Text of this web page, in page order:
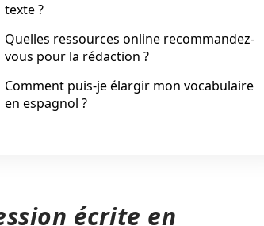
texte ?
Quelles ressources online recommandez-
vous pour la rédaction ?
Comment puis-je élargir mon vocabulaire
en espagnol ?
écrite en